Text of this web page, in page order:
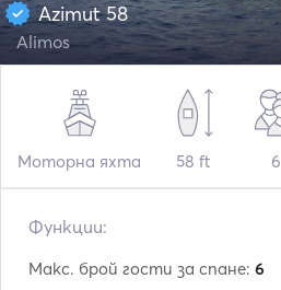
Azimut 58
Alimos
Моторна яхта 58 ft 6
Функции:
Макс. брой гости за спане: 6